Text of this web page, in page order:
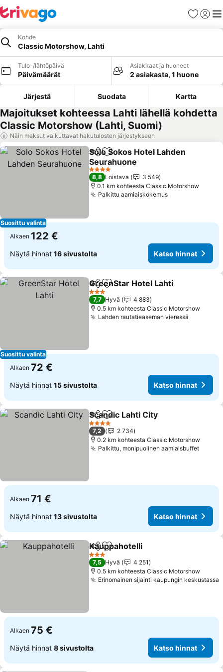
Suosikit
Kohde
Classic Motorshow, Lahti
Tulo-/lähtöpäivä
Päivämäärät
Asiakkaat ja huoneet
2 asiakasta, 1 huone
Järjestä Suodata Kartta
Majoitukset kohteessa Lahti lähellä kohdetta
Classic Motorshow (Lahti, Suomi)
Näin maksut vaikuttavat hakutulosten järjestykseen
Suosittu valinta
Jaa Lisää suosikkeihin
Solo Sokos Hotel Lahden
Seurahuone
Katso hinnat
4 Tähtiluokitus
8,8 Loistava
3 549
0.1 km kohteesta Classic Motorshow
Palkittu aamiaiskokemusKatso hinnat
Alkaen 122 €
Näytä hinnat 16 sivustolta Katso hinnat
Suosittu valinta
Jaa Lisää suosikkeihin
GreenStar Hotel Lahti
3 Tähtiluokitus
7,7 Hyvä
4 883
0.5 km kohteesta Classic Motorshow
Lahden rautatieaseman vieressä
Alkaen 72 €
Näytä hinnat 15 sivustolta Katso hinnat
Jaa Lisää suosikkeihin
Scandic Lahti City
4 Tähtiluokitus
7,2
2 734
0.2 km kohteesta Classic Motorshow
Palkittu, monipuolinen aamiaisbuffetKatso
Alkaen 71 €
Näytä hinnat 13 sivustolta Katso hinnat
Jaa Lisää suosikkeihin
Kauppahotelli
3 Tähtiluokitus
7,5 Hyvä
4 251
0.5 km kohteesta Classic Motorshow
Erinomainen sijainti kaupungin keskustassa
Alkaen 75 €
Näytä hinnat 8 sivustolta Katso hinnat